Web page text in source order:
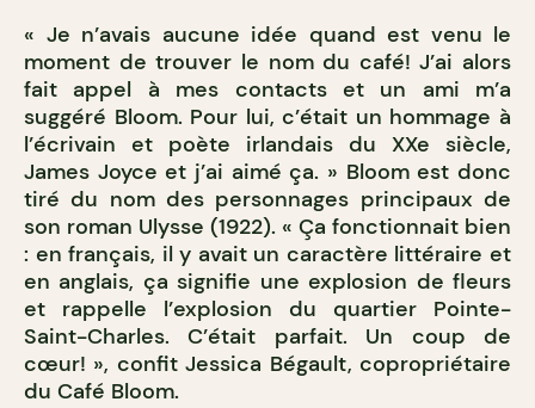
« Je n’avais aucune idée quand est venu le
moment de trouver le nom du café! J’ai alors
fait appel à mes contacts et un ami m’a
suggéré Bloom. Pour lui, c’était un hommage à
l’écrivain et poète irlandais du XXe siècle,
James Joyce et j’ai aimé ça. » Bloom est donc
tiré du nom des personnages principaux de
son roman Ulysse (1922). « Ça fonctionnait bien
: en français, il y avait un caractère littéraire et
en anglais, ça signifie une explosion de fleurs
et rappelle l’explosion du quartier Pointe-
Saint-Charles. C’était parfait. Un coup de
cœur! », confit Jessica Bégault, copropriétaire
du Café Bloom.